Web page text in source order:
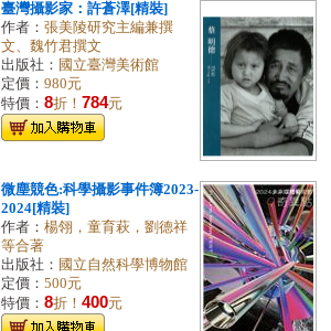
臺灣攝影家：許蒼澤[精裝]
作者： 張美陵研究主編兼撰
文、魏竹君撰文
出版社： 國立臺灣美術館
定價： 980元
特價： 8折！ 784元
微塵競色:科學攝影事件簿2023-
2024[精裝]
作者： 楊翎，童育萩，劉德祥
等合著
出版社： 國立自然科學博物館
定價： 500元
特價： 8折！ 400元